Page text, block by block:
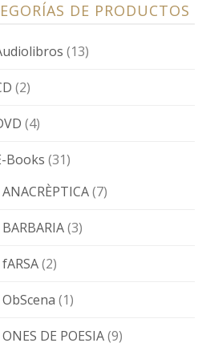
DE PRODUCTOS
(13)
(2)
(4)
Books (31)
ANACRÈPTICA(7)
BARBARIA(3)
fARSA(2)
ObScena (1)
ONES DE POESIA(9)